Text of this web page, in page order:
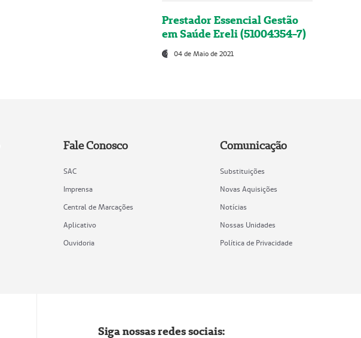
Prestador Essencial Gestão
em Saúde Ereli (51004354-7)
04 de Maio de 2021
Fale Conosco
SAC
Imprensa
Central de Marcações
Aplicativo
Ouvidoria
Comunicação
Substituições
Novas Aquisições
Notícias
Nossas Unidades
Política de Privacidade
Siga nossas redes sociais: